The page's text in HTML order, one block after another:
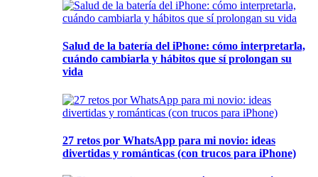
Salud de la batería del iPhone: cómo interpretarla,
cuándo cambiarla y hábitos que sí prolongan su
vida
27 retos por WhatsApp para mi novio: ideas
divertidas y románticas (con trucos para iPhone)